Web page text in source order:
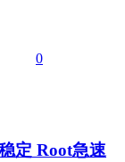
0
定 Root急速